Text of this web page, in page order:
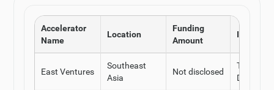
Accelerator
Name
Location
Funding
Amount
Industry
East Ventures
Southeast
Asia
Not disclosed
Digital